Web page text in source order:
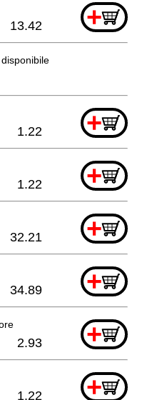
+
13.42
non ordinabile
+
1.22
+
1.22
+
32.21
+
34.89
+
2.93
+
1.22